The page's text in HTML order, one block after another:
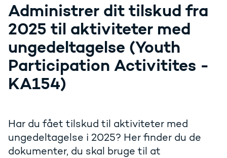
Administrer dit tilskud fra
2025 til aktiviteter med
ungedeltagelse (Youth
Participation Activitites -
KA154)
Har du fået tilskud til aktiviteter med
ungedeltagelse i 2025? Her finder du de
dokumenter, du skal bruge til at